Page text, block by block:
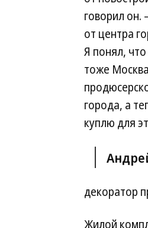
говорил он.
от центра
Я понял,
тоже
города, а
куплю для
декоратор
Жилой